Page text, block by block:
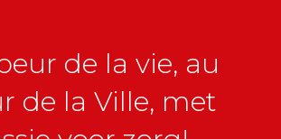
de la vie, au
de la Ville, met